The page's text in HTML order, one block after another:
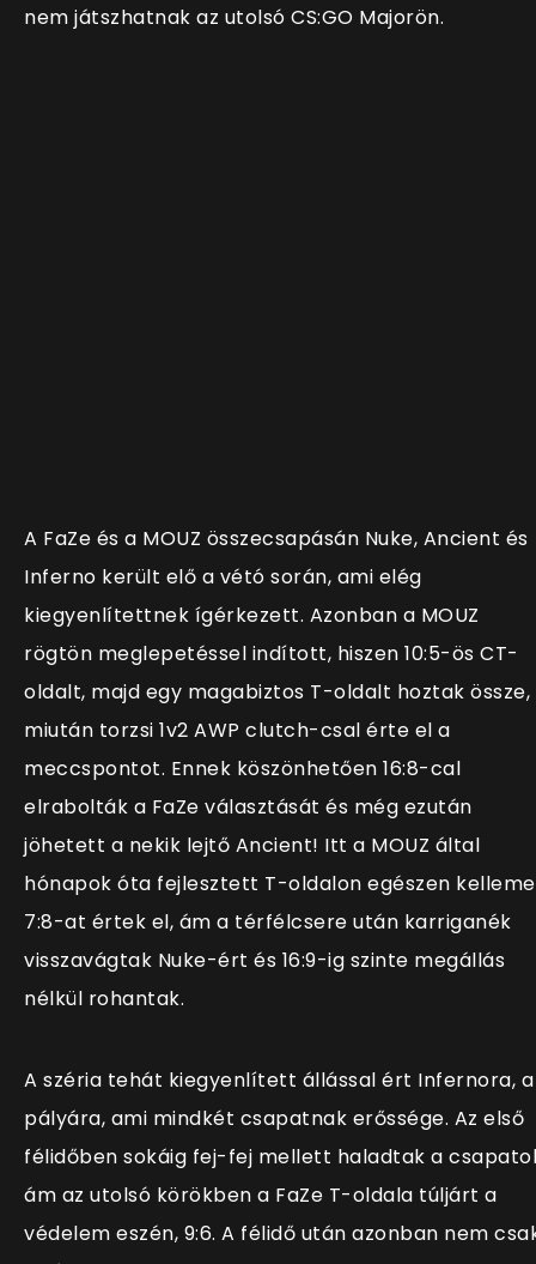
nem játszhatnak az utolsó CS:GO Majorön.
A FaZe és a MOUZ összecsapásán Nuke, Ancient és
Inferno került elő a vétó során, ami elég
kiegyenlítettnek ígérkezett. Azonban a MOUZ
rögtön meglepetéssel indított, hiszen 10:5-ös CT-
oldalt, majd egy magabiztos T-oldalt hoztak össze,
miután torzsi 1v2 AWP clutch-csal érte el a
meccspontot. Ennek köszönhetően 16:8-cal
elrabolták a FaZe választását és még ezután
jöhetett a nekik lejtő Ancient! Itt a MOUZ által
hónapok óta fejlesztett T-oldalon egészen
7:8-at értek el, ám a térfélcsere után karriganék
visszavágtak Nuke-ért és 16:9-ig szinte megállás
nélkül rohantak.
A széria tehát kiegyenlített állással ért Infernora, a
pályára, ami mindkét csapatnak erőssége. Az első
félidőben sokáig fej-fej mellett haladtak a
ám az utolsó körökben a FaZe T-oldala túljárt a
védelem eszén, 9:6. A félidő után azonban nem